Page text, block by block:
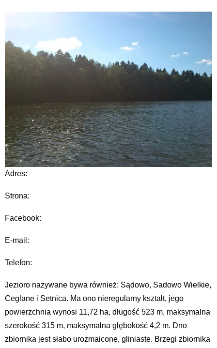
Adres:
Strona:
Facebook:
E-mail:
Telefon:
Jezioro nazywane bywa również: Sądowo, Sadowo Wielkie,
Ceglane i Setnica. Ma ono nieregularny kształt, jego
powierzchnia wynosi 11,72 ha, długość 523 m, maksymalna
szerokość 315 m, maksymalna głębokość 4,2 m. Dno
zbiornika jest słabo urozmaicone, gliniaste. Brzegi zbiornika